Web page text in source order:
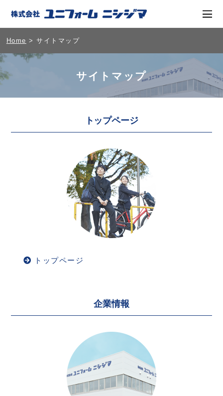
Home > サイトマップ
サイトマップ
トップページ
トップページ
企業情報